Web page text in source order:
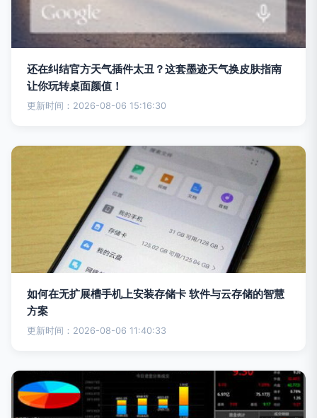
还在纠结官方天气插件太丑？这套墨迹天气换皮肤指南
让你玩转桌面颜值！
更新时间：2026-08-06 15:16:30
如何在无扩展槽手机上安装存储卡 软件与云存储的智慧
方案
更新时间：2026-08-06 11:40:33